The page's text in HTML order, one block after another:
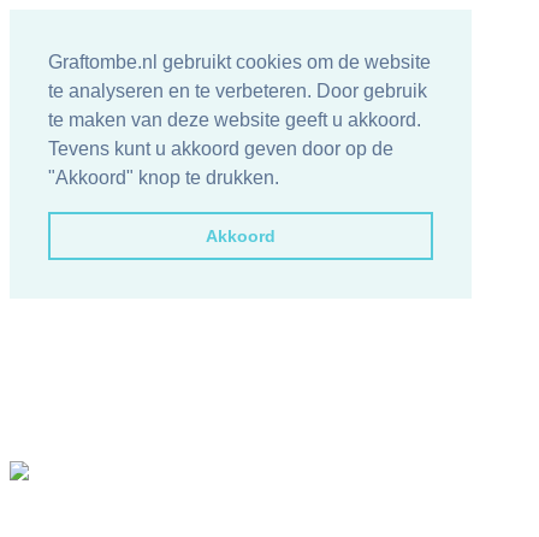
Graftombe.nl gebruikt cookies om de website
te analyseren en te verbeteren. Door gebruik
te maken van deze website geeft u akkoord.
Tevens kunt u akkoord geven door op de
"Akkoord" knop te drukken.
Akkoord